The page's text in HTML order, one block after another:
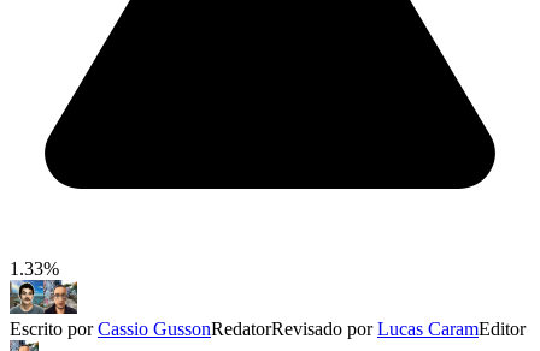
1.33%
Escrito porCassio GussonRedatorRevisado porLucas CaramEditor